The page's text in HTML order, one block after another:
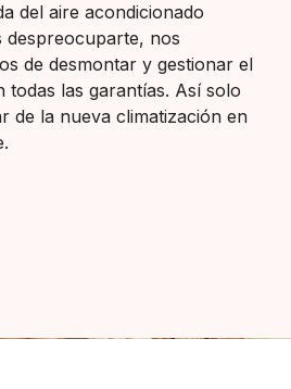
del aire acondicionado
despreocuparte, nos
de desmontar y gestionar el
todas las garantías. Así solo
de la nueva climatización en